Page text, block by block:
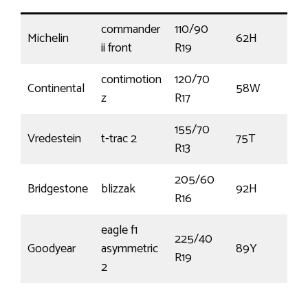
Michelin
commander
ii front
110/90
R19
62H
Continental
contimotion
z
120/70
R17
58W
Vredestein t-trac 2
155/70
R13
75T
Bridgestone blizzak
205/60
R16
92H
Goodyear
eagle f1
asymmetric
2
225/40
R19
89Y